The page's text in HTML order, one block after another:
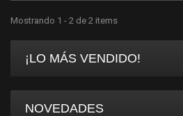
Mostrando 1 - 2 de 2 items
¡LO MÁS VENDIDO!
NOVEDADES